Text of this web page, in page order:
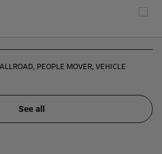
PEOPLE MOVER, VEHICLE
See all